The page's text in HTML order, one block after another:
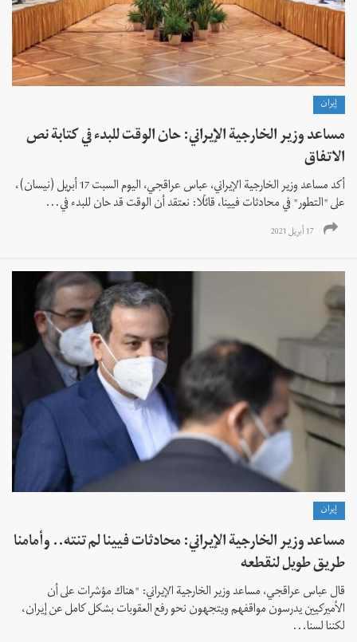
إيران
مساعد وزير الخارجية الإيراني: حان الوقت للبدء في كتابة نص
الاتفاق
أكد مساعد وزير الخارجية الإيراني، عباس عراقجي، اليوم السبت 17 أبريل (نيسان)،
على "التطور" في محادثات فيينا، قائلًا: نعتقد أن الوقت قد حان للبدء في...
17 أبريل 2021
إيران
مساعد وزير الخارجية الإيراني: محادثات فيينا لم تنته.. وأمامنا
طريق طويل لنقطعه
قال عباس عراقجي، مساعد وزير الخارجية الإيراني: "هناك مؤشرات على أن
الأميركيين يدرسون مواقفهم ويتجهون نحو رفع العقوبات بشكل کامل عن إيران،
لكننا لسنا...